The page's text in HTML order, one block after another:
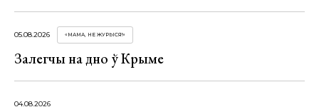
05.08.2026 «МАМА, НЕ ЖУРЫСЯ!»
Залегчы на дно ў Крыме
04.08.2026